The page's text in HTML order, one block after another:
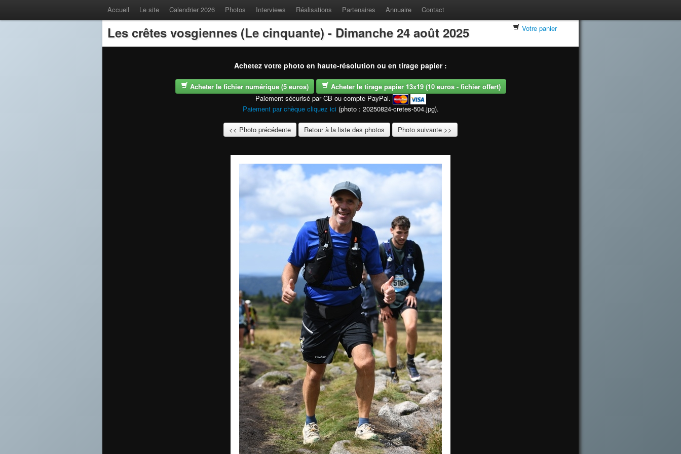
Accueil Le site Calendrier 2026 Photos Interviews Réalisations Partenaires Annuaire Contact
Les crêtes vosgiennes (Le cinquante) - Dimanche 24 août 2025 Votre panier
Achetez votre photo en haute-résolution ou en tirage papier :
Acheter le fichier numérique (5 euros)
Acheter le tirage papier 13x19 (10 euros - fichier offert)
Paiement sécurisé par CB ou compte PayPal.
Paiement par chèque cliquez ici (photo : 20250824-cretes-504.jpg).
<< Photo précédente Retour à la liste des photos Photo suivante >>